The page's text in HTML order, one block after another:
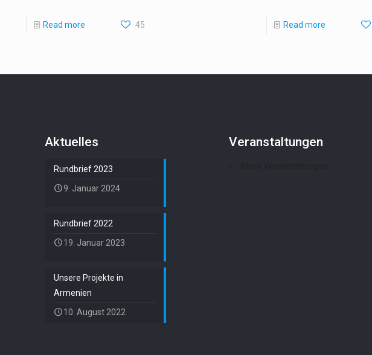
Read more 45 Read more
Aktuelles
Rundbrief 2023
9. Januar 2024
Rundbrief 2022
19. Januar 2023
Unsere Projekte in
Armenien
10. August 2022
Veranstaltungen